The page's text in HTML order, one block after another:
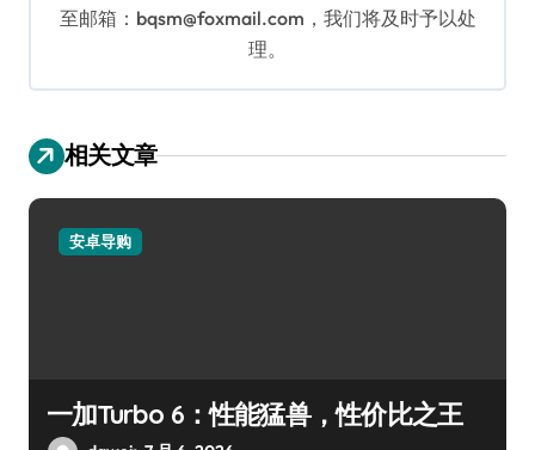
至邮箱：bqsm@foxmail.com，我们将及时予以处
理。
相关文章
安卓导购
一加Turbo 6：性能猛兽，性价比之王